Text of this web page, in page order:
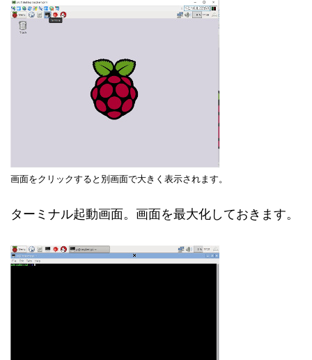
画面をクリックすると別画面で大きく表示されます。
ターミナル起動画面。画面を最大化しておきます。